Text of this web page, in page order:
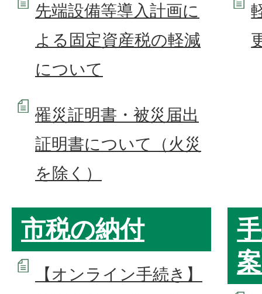
先端設備等導入計画に
よる固定資産税の軽減
について
罹災証明書・被災届出
証明書について（火災
を除く）
市税の納付
【オンライン手続き】